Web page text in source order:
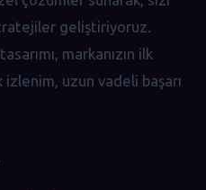
geliştiriyoruz.
markanızın ilk
uzun vadeli başarı